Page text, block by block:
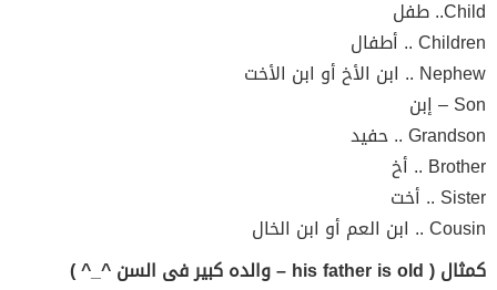
Child.. طفل
Children .. أطفال
Nephew .. ابن الأخ أو ابن الأخت
Son – إبن
Grandson .. حفيد
Brother .. أخ
Sister .. أخت
Cousin .. ابن العم أو ابن الخال
كمثال ( his father is old – والده كبير فى السن ^_^ )